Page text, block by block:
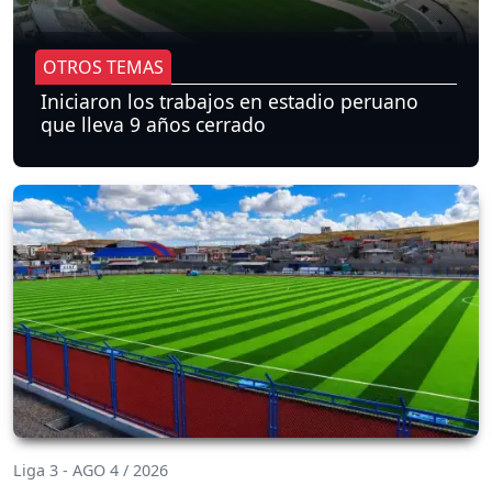
OTROS TEMAS
Iniciaron los trabajos en estadio peruano
que lleva 9 años cerrado
Liga 3 - AGO 4 / 2026